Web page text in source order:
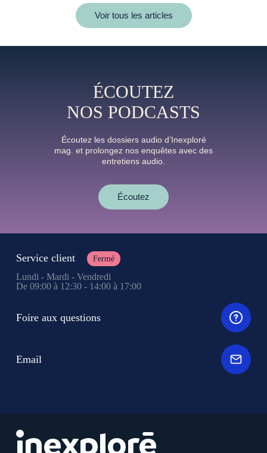
Voir tous les articles
ÉCOUTEZ
NOS PODCASTS
Écoutez les dossiers audio d’Inexploré
mag. et prolongez nos enquêtes avec des
entretiens audio.
Écoutez
Service client Fermé
Lundi - Mardi - Vendredi
De 09:00 à 12:30 - 14:00 à 17:00
Foire aux questions
Email